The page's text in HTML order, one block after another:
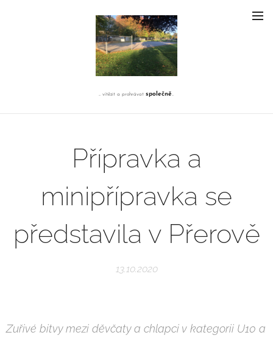
... vítězit a prohrávatspolečně...
Přípravka a
minipřípravka se
představila v Přerově
13.10.2020
Zuřivé bitvy mezi děvčaty a chlapci v kategorii U10 a